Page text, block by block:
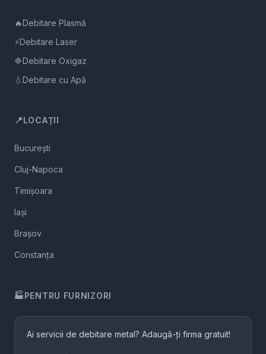
🔥Debitare Plasmă
⚡Debitare Laser
🔷Debitare Oxigaz
💧 Debitare cu Apă
📍LOCAȚII
București
Cluj-Napoca
Timișoara
Iași
Brașov
Constanța
🏭PENTRU FURNIZORI
Ai servicii de debitare metal? Adaugă-ți firma gratuit!